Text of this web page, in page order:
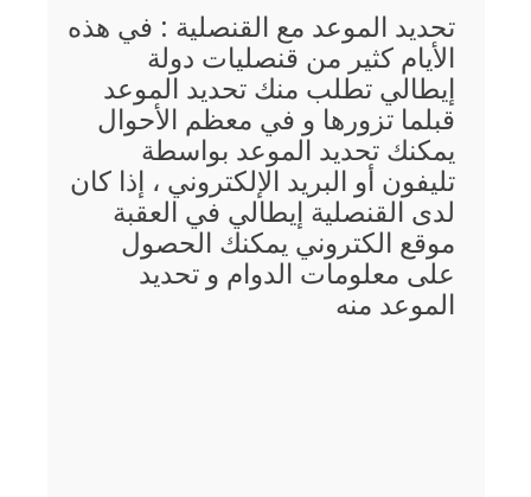
تحديد الموعد مع القنصلية : في هذه
الأيام كثير من قنصليات دولة
إيطالي تطلب منك تحديد الموعد
قبلما تزورها و في معظم الأحوال
يمكنك تحديد الموعد بواسطة
تليفون أو البريد الإلكتروني ، إذا كان
لدى القنصلية إيطالي في العقبة
موقع الكتروني يمكنك الحصول
على معلومات الدوام و تحديد
الموعد منه